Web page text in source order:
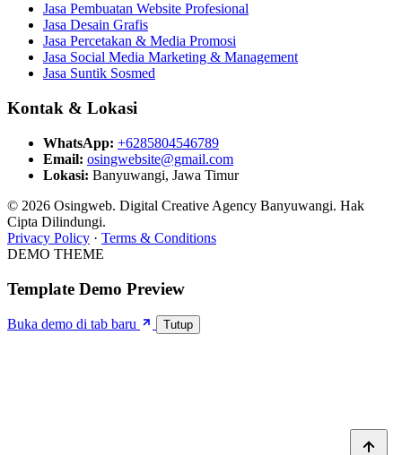
Jasa Pembuatan Website Profesional
Jasa Desain Grafis
Jasa Percetakan & Media Promosi
Jasa Social Media Marketing & Management
Jasa Suntik Sosmed
Kontak & Lokasi
WhatsApp: +6285804546789
Email: osingwebsite@gmail.com
Lokasi: Banyuwangi, Jawa Timur
© 2026 Osingweb. Digital Creative Agency Banyuwangi. Hak
Cipta Dilindungi.
Privacy Policy · Terms & Conditions
DEMO THEME
Template Demo Preview
Buka demo di tab baru Tutup